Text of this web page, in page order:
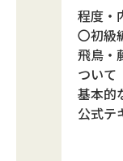
程度・
〇初級
飛鳥・
ついて
基本的
公式テ